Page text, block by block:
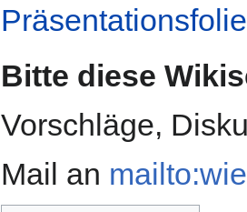
Bitte diese
Vorschläge,
Mail an